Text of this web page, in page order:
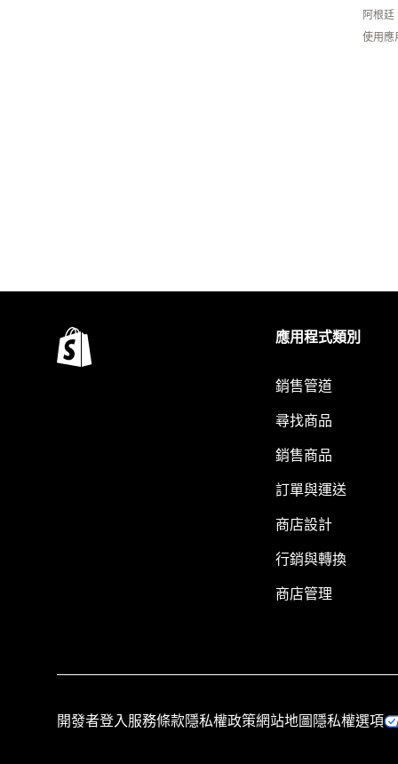
阿根廷
使用應
應用程式類別
銷售管道
尋找商品
銷售商品
訂單與運送
商店設計
行銷與轉換
商店管理
開發者登入服務條款隱私權政策網站地圖 隱私權選項